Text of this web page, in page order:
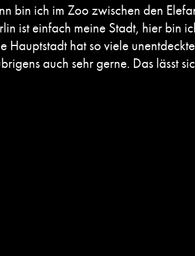
bin ich im Zoo zwischen den
ist einfach meine Stadt, hier bin
hat so viele
auch sehr gerne. Das lässt